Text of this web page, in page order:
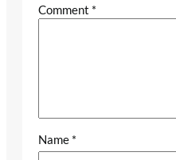
Comment *
Name *